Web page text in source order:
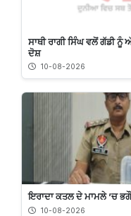
ਸਾਥੀ ਰਾਗੀ ਸਿੰਘ ਵਲੋਂ ਗੱਡੀ
ਦੋਸ਼
10-08-2026
ਇਰਾਦਾ ਕਤਲ ਦੇ ਮਾਮਲੇ ’ਚ
10-08-2026